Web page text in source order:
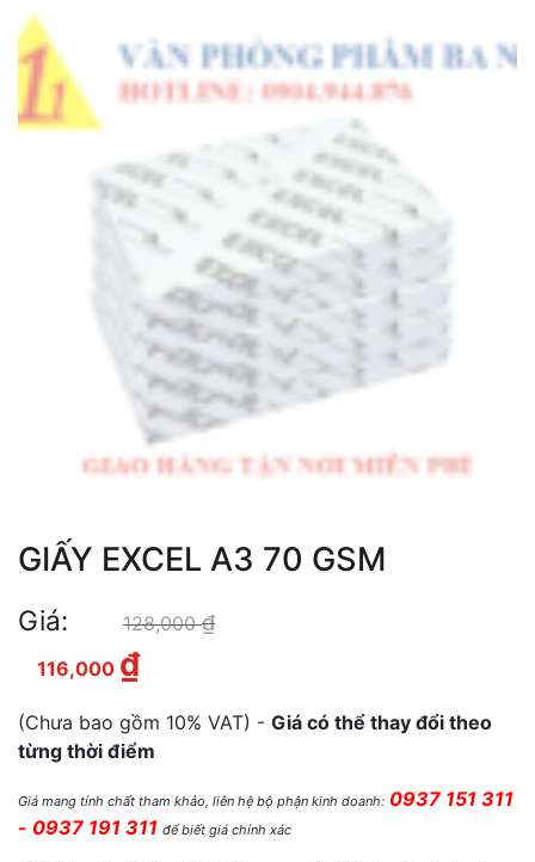
GIẤY EXCEL A3 70 GSM
Giá: 128,000₫
116,000 ₫
(Chưa bao gồm 10% VAT) - Giá có thể thay đổi theo
từng thời điểm
Giá mang tính chất tham khảo, liên hệ bộ phận kinh doanh: 0937 151 311
- 0937 191 311 để biết giá chính xác